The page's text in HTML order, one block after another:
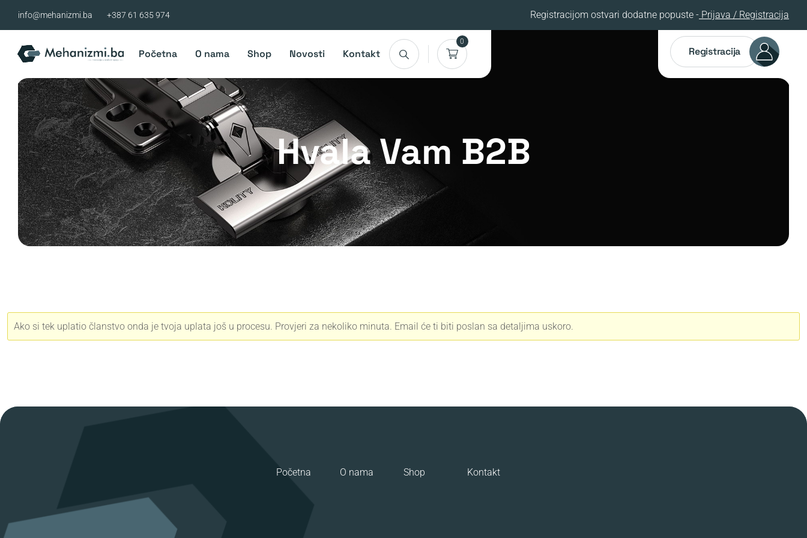
info@mehanizmi.ba +387 61 635 974 Registracijom ostvari dodatne popuste - Prijava / Registracija
Početna O nama Shop Novosti Kontakt
0
Registracija
Hvala Vam B2B
Ako si tek uplatio članstvo onda je tvoja uplata još u procesu. Provjeri za nekoliko minuta. Email će ti biti poslan sa detaljima uskoro.
Početna O nama Shop Kontakt